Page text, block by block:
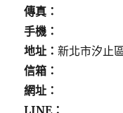
傳真：
手機：
地址：新北市汐止
信箱：
網址：